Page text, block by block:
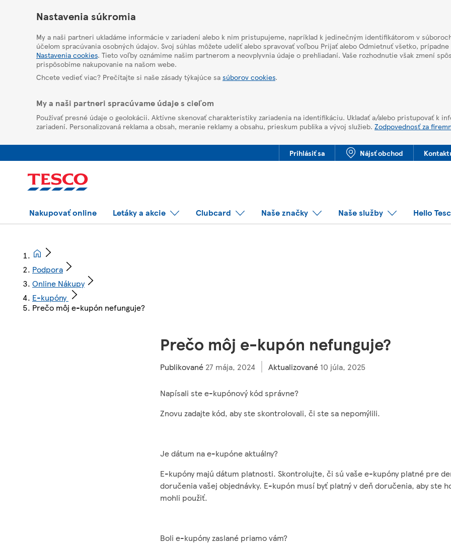
HelpPage
Nastavenia súkromia
My a naši partneri ukladáme informácie v zariadení alebo k nim pristupujeme, napríklad k jedinečným identifikátorom v
účelom spracúvania osobných údajov. Svoj súhlas môžete udeliť alebo spravovať voľbou Prijať alebo Odmietnuť všetko,
Nastavenia cookies. Tieto voľby oznámime našim partnerom a neovplyvnia údaje o prehliadaní. Vaše rozhodnutie však zmení
prispôsobíme nakupovanie na našom webe.
Chcete vedieť viac? Prečítajte si naše zásady týkajúce sa súborov cookies.
My a naši partneri spracúvame údaje s cieľom
Používať presné údaje o geolokácii. Aktívne skenovať charakteristiky zariadenia na identifikáciu. Ukladať a/alebo pristupovať k
zariadení. Personalizovaná reklama a obsah, meranie reklamy a obsahu, prieskum publika a vývoj služieb. Zodpovednosť za
Prihlásiť sa Nájsť obchod
Nakupovať online Letáky a akcie Clubcard Naše značky Naše služby Hello
Podpora
Online Nákupy
E-kupóny
Prečo môj e-kupón nefunguje?
Prečo môj e-kupón nefunguje?
Publikované 27 mája, 2024 Aktualizované 10 júla, 2025
Napísali ste e-kupónový kód správne?
Znovu zadajte kód, aby ste skontrolovali, či ste sa nepomýlili.
Je dátum na e-kupóne aktuálny?
E-kupóny majú dátum platnosti. Skontrolujte, či sú vaše e-kupóny platné pre
doručenia vašej objednávky. E-kupón musí byť platný v deň doručenia, aby ste
mohli použiť.
Boli e-kupóny zaslané priamo vám?